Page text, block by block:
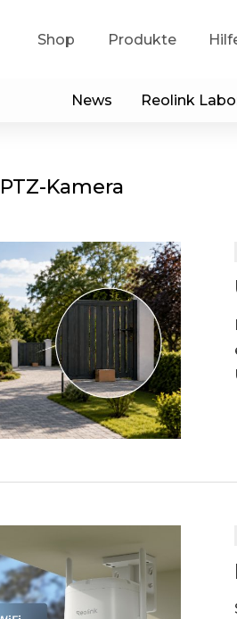
Shop Produkte
News Reolink
PTZ-Kamera